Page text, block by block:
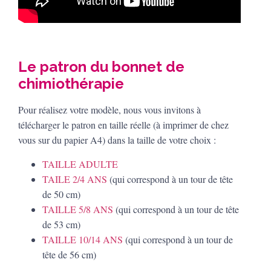
Le patron du bonnet de
chimiothérapie
Pour réalisez votre modèle, nous vous invitons à
télécharger le patron en taille réelle (à imprimer de chez
vous sur du papier A4) dans la taille de votre choix :
TAILLE ADULTE
TAILE 2/4 ANS (qui correspond à un tour de tête
de 50 cm)
TAILLE 5/8 ANS (qui correspond à un tour de tête
de 53 cm)
TAILLE 10/14 ANS (qui correspond à un tour de
tête de 56 cm)